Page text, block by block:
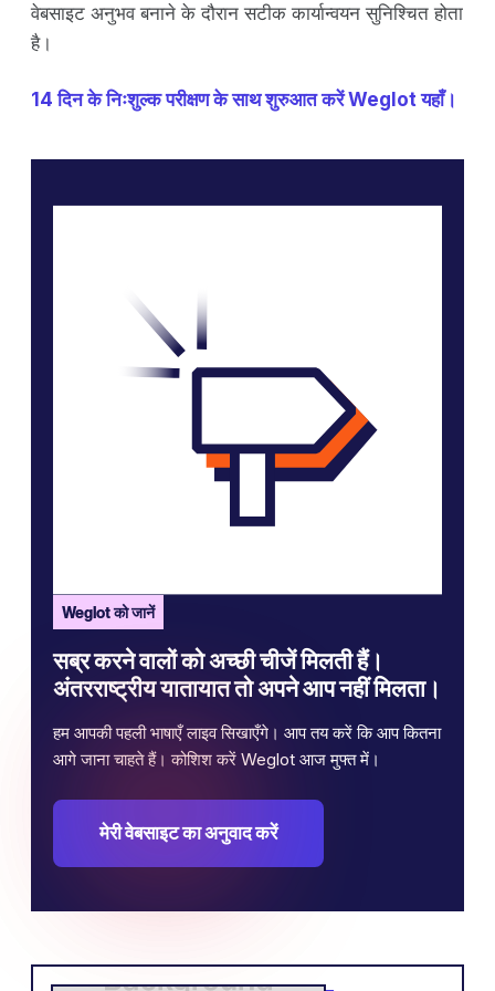
वेबसाइट अनुभव बनाने के दौरान सटीक कार्यान्वयन सुनिश्चित होता
है।
14 दिन के निःशुल्क परीक्षण के साथ शुरुआत करें Weglot यहाँ।
Weglot को जानें
सब्र करने वालों को अच्छी चीजें मिलती हैं।
अंतरराष्ट्रीय यातायात तो अपने आप नहीं मिलता।
हम आपकी पहली भाषाएँ लाइव सिखाएँगे। आप तय करें कि आप कितना
आगे जाना चाहते हैं। कोशिश करें Weglot आज मुफ्त में।
मेरी वेबसाइट का अनुवाद करें